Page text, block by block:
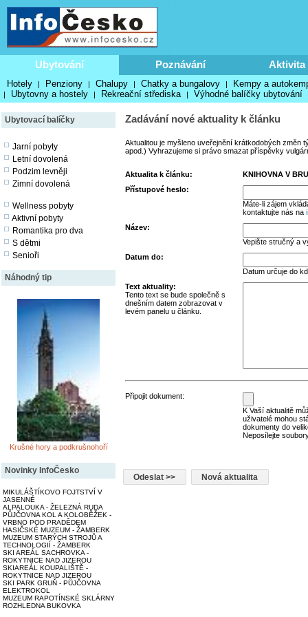
Ubytování Poznávání Aktivita
Hotely | Penziony | Chalupy | Chatky a bungalovy | Kempy a
| Ubytovny a hostely | Rekreační střediska | Výhodné balíčky ubytování
Ubytovací balíčky
Jarní pobyty
Letní dovolená
Podzim levněji
Zimní dovolená
Wellness pobyty
Aktivní pobyty
Romantika pro dva
S dětmi
Senioři
Náhodný tip
Krušné hory a podkrušnohoří
Novinky InfoČesko
MIKULÁŠTÍKOVO FOJTSTVÍ V
JASENNÉ
ALPALOUKA - ŽELEZNÁ RUDA
PŮJČOVNA KOL A KOLOBĚŽEK -
VRBNO POD PRADĚDEM
HASIČSKÉ MUZEUM - ŽAMBERK
MUZEUM STARÝCH STROJŮ A
TECHNOLOGIÍ - ŽAMBERK
SKI AREÁL SACHROVKA -
ROKYTNICE NAD JIZEROU
SKIAREÁL KOUPALIŠTĚ -
ROKYTNICE NAD JIZEROU
SKI PARK GRUŇ - PŮJČOVNA
ELEKTROKOL
MUZEUM RAPOTÍNSKÉ SKLÁRNY
ROZHLEDNA BUKOVKA
Zadávání nové aktuality k článku
Aktualitou je myšleno uveřejnění krátkodobých
apod.) Vyhrazujeme si právo smazat příspěvky
Aktualita k článku:
KNIHOVNA V
Přístupové heslo:
Máte-li zájem
kontaktujte nás na
Název:
Vepište stručný a
Datum do:
Datum určuje do
Text aktuality:
Tento text se bude společně s
dnešním datem zobrazovat v
levém panelu u článku.
Připojit dokument:
K Vaší aktualitě
uživatelé mohou
dokumenty do
Neposílejte